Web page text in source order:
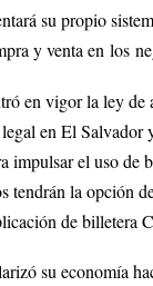
su propio
y venta en los
en vigor la ley
en El Salvador
impulsar el uso de
tendrán la opción
de billetera
su economía